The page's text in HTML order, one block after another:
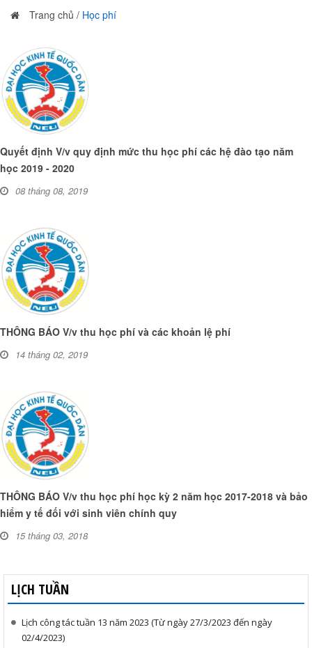
Trang chủ / Học phí
Quyết định V/v quy định mức thu học phí các hệ đào tạo năm
học 2019 - 2020
08 tháng 08, 2019
THÔNG BÁO V/v thu học phí và các khoản lệ phí
14 tháng 02, 2019
THÔNG BÁO V/v thu học phí học kỳ 2 năm học 2017-2018 và bảo
hiểm y tế đối với sinh viên chính quy
15 tháng 03, 2018
LỊCH TUẦN
Lịch công tác tuần 13 năm 2023 (Từ ngày 27/3/2023 đến ngày
02/4/2023)